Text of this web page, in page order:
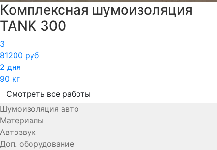
Комплексная шумоизоляция
TANK 300
3
81200 руб
2 дня
90 кг
Смотреть все работы
Шумоизоляция авто
Материалы
Автозвук
Доп. оборудование